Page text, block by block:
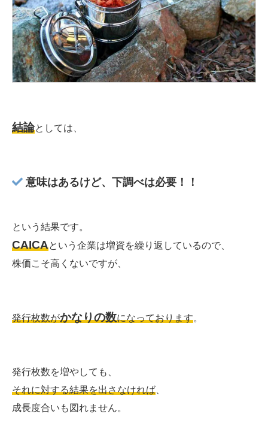
結論としては、
意味はあるけど、下調べは必要！！
という結果です。
CAICAという企業は増資を繰り返しているので、
株価こそ高くないですが、
発行枚数がかなりの数になっております。
発行枚数を増やしても、
それに対する結果を出さなければ
成長度合いも図れません。